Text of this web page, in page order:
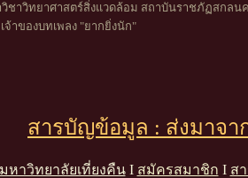
ชาวิทยาศาสตร์สิ่งแวดล้อม สถาบันราชภัฏสกลนค
จ้าของบทเพลง "ยากยิ่งนัก"
สารบัญข้อมูล : ส่งมาจา
หาวิทยาลัยเที่ยงคืนI สมัครสมาชิก I ส